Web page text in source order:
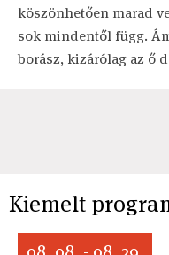
köszönhetően marad
sok mindentől függ.
borász, kizárólag az ő
Kiemelt